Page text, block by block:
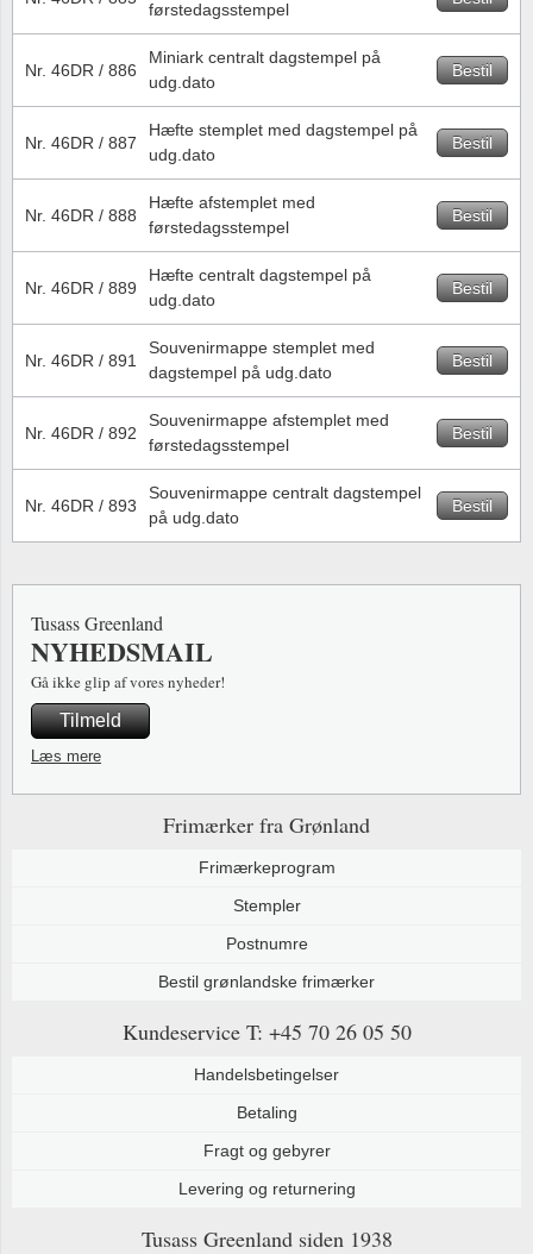
førstedagsstempel
Nr. 46DR / 886
Miniark centralt dagstempel på
udg.dato
Bestil
Nr. 46DR / 887
Hæfte stemplet med dagstempel på
udg.dato
Bestil
Nr. 46DR / 888
Hæfte afstemplet med
førstedagsstempel
Bestil
Nr. 46DR / 889
Hæfte centralt dagstempel på
udg.dato
Bestil
Nr. 46DR / 891
Souvenirmappe stemplet med
dagstempel på udg.dato
Bestil
Nr. 46DR / 892
Souvenirmappe afstemplet med
førstedagsstempel
Bestil
Nr. 46DR / 893
Souvenirmappe centralt dagstempel
på udg.dato
Bestil
Frimærker fra Grønland
Frimærkeprogram
Stempler
Postnumre
Bestil grønlandske frimærker
Kundeservice T: +45 70 26 05 50
Handelsbetingelser
Betaling
Fragt og gebyrer
Levering og returnering
Tusass Greenland siden 1938
Tusass Greenland
NYHEDSMAIL
Gå ikke glip af vores nyheder!
Tilmeld
Læs mere